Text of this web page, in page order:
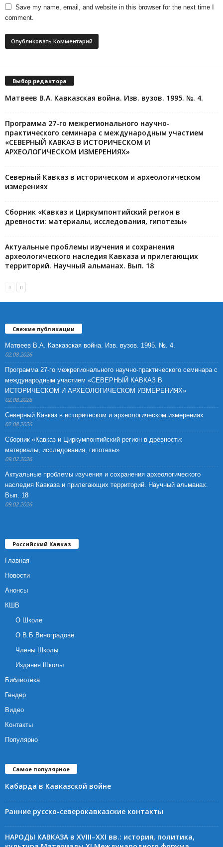
Save my name, email, and website in this browser for the next time I
comment.
Выбор редактора
Матвеев В.А. Кавказская война. Изв. вузов. 1995. №. 4.
Программа 27-го межрегионального научно-
практического семинара с международным участием
«СЕВЕРНЫЙ КАВКАЗ В ИСТОРИЧЕСКОМ И
АРХЕОЛОГИЧЕСКОМ ИЗМЕРЕНИЯХ»
Северный Кавказ в историческом и археологическом
измерениях
Сборник «Кавказ и Циркумпонтийский регион в
древности: материалы, исследования, гипотезы»
Актуальные проблемы изучения и сохранения
археологического наследия Кавказа и прилегающих
территорий. Научный альманах. Вып. 18
Свежие публикации
Матвеев В.А. Кавказская война. Изв. вузов. 1995. №. 4.
02.08.2026
Программа 27-го межрегионального научно-практического семинара с
международным участием «СЕВЕРНЫЙ КАВКАЗ В
ИСТОРИЧЕСКОМ И АРХЕОЛОГИЧЕСКОМ ИЗМЕРЕНИЯХ»
02.08.2026
Северный Кавказ в историческом и археологическом измерениях
02.08.2026
Сборник «Кавказ и Циркумпонтийский регион в древности:
материалы, исследования, гипотезы»
09.02.2026
Актуальные проблемы изучения и сохранения археологического
наследия Кавказа и прилегающих территорий. Научный альманах.
Вып. 18
09.02.2026
Российский Кавказ
Главная
Новости
Анонсы
КШВ
О Школе
О В.Б.Виноградове
Члены Школы
Издания Школы
Библиотека
Гендер
Видео
Контакты
Популярно
Самое популярное
Кабарда в Кавказской войне
Ранние русско-северокавказские контакты
НАРОДЫ КАВКАЗА в XVIII–XXI вв.: история, политика,